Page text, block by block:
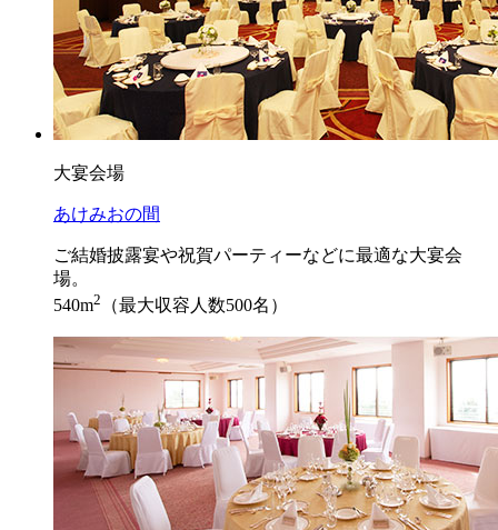
大宴会場
あけみおの間
ご結婚披露宴や祝賀パーティーなどに最適な大宴会
場。
540m2 （最大収容人数500名）